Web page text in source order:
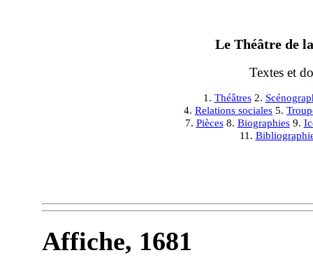
Le Théâtre de
Textes et
1. Théâtres2.
4. Relations sociales 5.
7. Pièces8. Biographies9.
11.
Affiche, 1681